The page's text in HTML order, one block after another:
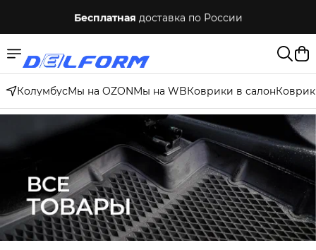
Бесплатная доставка по России
КолумбусМы на OZONМы на WBКоврики в салон